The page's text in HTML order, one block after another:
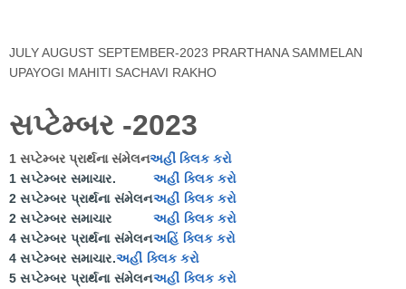
JULY AUGUST SEPTEMBER-2023 PRARTHANA SAMMELAN
UPAYOGI MAHITI SACHAVI RAKHO
સપ્ટેમ્બર -2023
1 સપ્ટેમ્બર પ્રાર્થના સંમેલનઅહીં ક્લિક કરો
1 સપ્ટેમ્બર સમાચાર.
અહીં ક્લિક કરો
2 સપ્ટેમ્બર પ્રાર્થના સંમેલનઅહીં ક્લિક કરો
2 સપ્ટેમ્બર સમાચાર
અહી ક્લિક કરો
4 સપ્ટેમ્બર પ્રાર્થના સંમેલનઅહિં ક્લિક કરો
4 સપ્ટેમ્બર સમાચાર.અહીં ક્લિક કરો
5 સપ્ટેમ્બર પ્રાર્થના સંમેલનઅહીં ક્લિક કરો